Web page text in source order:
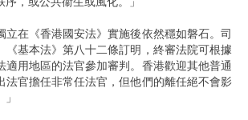
在《香港國安法》實施後依然穩如磐石。司
《基本法》第八十二條訂明，終審法院可根據
適用地區的法官參加審判。香港歡迎其他普通
法官擔任非常任法官，但他們的離任絕不會影